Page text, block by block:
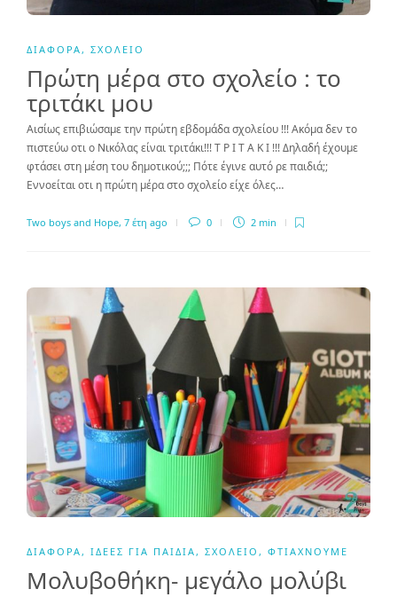
ΔΙΆΦΟΡΑ, ΣΧΟΛΕΊΟ
Πρώτη μέρα στο σχολείο : το
τριτάκι μου
Αισίως επιβιώσαμε την πρώτη εβδομάδα σχολείου !!! Ακόμα δεν το
πιστεύω οτι ο Νικόλας είναι τριτάκι!!! Τ Ρ Ι Τ Α Κ Ι !!! Δηλαδή έχουμε
φτάσει στη μέση του δημοτικού;;; Πότε έγινε αυτό ρε παιδιά;;
Εννοείται οτι η πρώτη μέρα στο σχολείο είχε όλες…
Two boys and Hope, 7 έτη ago 0 2 min
ΔΙΆΦΟΡΑ , ΙΔΈΕΣ ΓΙΑ ΠΑΙΔΙΆ , ΣΧΟΛΕΊΟ , ΦΤΙΆΧΝΟΥΜΕ
Μολυβοθήκη- μεγάλο μολύβι